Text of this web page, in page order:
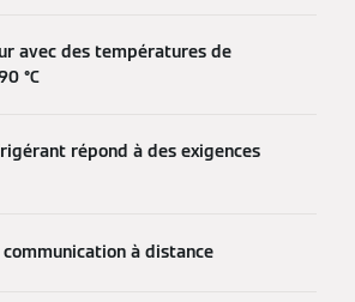
avec des températures de
°C
répond à des exigences
à distance